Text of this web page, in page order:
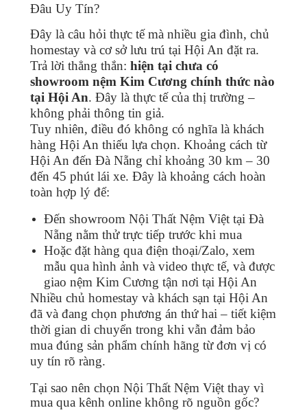
Đâu Uy Tín?
Đây là câu hỏi thực tế mà nhiều gia đình, chủ
homestay và cơ sở lưu trú tại Hội An đặt ra.
Trả lời thẳng thắn: hiện tại chưa có
showroom nệm Kim Cương chính thức nào
tại Hội An. Đây là thực tế của thị trường –
không phải thông tin giả.
Tuy nhiên, điều đó không có nghĩa là khách
hàng Hội An thiếu lựa chọn. Khoảng cách từ
Hội An đến Đà Nẵng chỉ khoảng 30 km – 30
đến 45 phút lái xe. Đây là khoảng cách hoàn
toàn hợp lý để:
Đến showroom Nội Thất Nệm Việt tại Đà
Nẵng nằm thử trực tiếp trước khi mua
Hoặc đặt hàng qua điện thoại/Zalo, xem
mẫu qua hình ảnh và video thực tế, và được
giao nệm Kim Cương tận nơi tại Hội An
Nhiều chủ homestay và khách sạn tại Hội An
đã và đang chọn phương án thứ hai – tiết kiệm
thời gian di chuyển trong khi vẫn đảm bảo
mua đúng sản phẩm chính hãng từ đơn vị có
uy tín rõ ràng.
Tại sao nên chọn Nội Thất Nệm Việt thay vì
mua qua kênh online không rõ nguồn gốc?